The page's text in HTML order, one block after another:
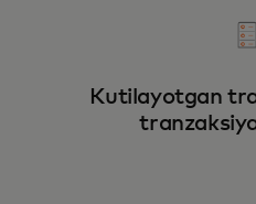
Kutilayotgan